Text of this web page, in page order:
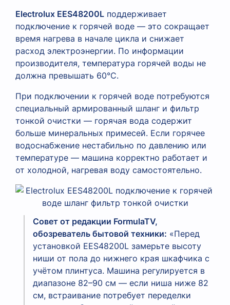
Electrolux EES48200L поддерживает
подключение к горячей воде — это сокращает
время нагрева в начале цикла и снижает
расход электроэнергии. По информации
производителя, температура горячей воды не
должна превышать 60°C.
При подключении к горячей воде потребуются
специальный армированный шланг и фильтр
тонкой очистки — горячая вода содержит
больше минеральных примесей. Если горячее
водоснабжение нестабильно по давлению или
температуре — машина корректно работает и
от холодной, нагревая воду самостоятельно.
Совет от редакции FormulaTV,
обозреватель бытовой техники: «Перед
установкой EES48200L замерьте высоту
ниши от пола до нижнего края шкафчика с
учётом плинтуса. Машина регулируется в
диапазоне 82–90 см — если ниша ниже 82
см, встраивание потребует переделки